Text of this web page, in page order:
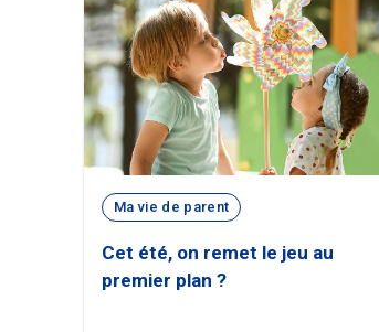
Ma vie de parent
Cet été, on remet le jeu au
premier plan ?